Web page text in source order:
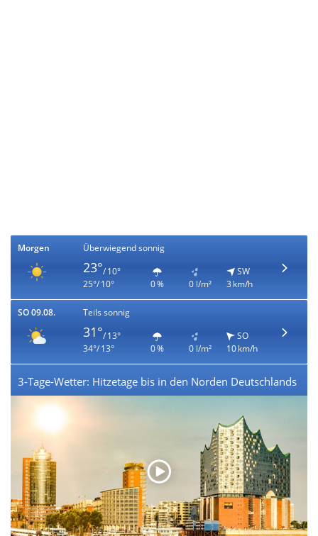
Morgen Überwiegend sonnig
23°/ 10°
25°/ 10°
0 % 0 l/m²
SW
3 km/h
SO 09.08. Teils sonnig
31°/ 13°
34°/ 13°
0 % 0 l/m²
SO
10 km/h
3-Tage-Wetter: Hitzetage bis in den Norden Deutschlands